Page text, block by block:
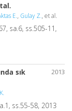
E., Gulay Z., et al.
sa.6, ss.505-11,
2013
sık
ss.55-58, 2013